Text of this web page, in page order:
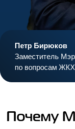
Петр Бирюков
Заместитель
по вопросам ЖКХ
Почему